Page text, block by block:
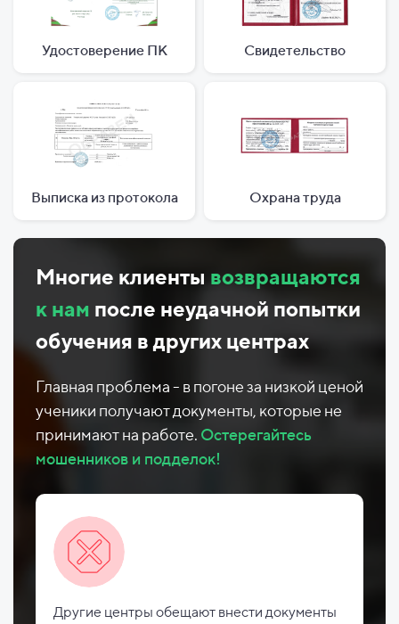
Удостоверение ПК Свидетельство
Выписка из протокола Охрана труда
Многие клиенты возвращаются
к нам после неудачной попытки
обучения в других центрах
Главная проблема - в погоне за низкой ценой
ученики получают документы, которые не
принимают на работе. Остерегайтесь
мошенников и подделок!
Другие центры обещают внести документы